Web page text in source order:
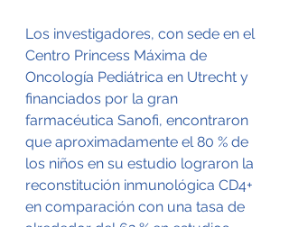
Los investigadores, con sede en el
Centro Princess Máxima de
Oncología Pediátrica en Utrecht y
financiados por la gran
farmacéutica Sanofi, encontraron
que aproximadamente el 80 % de
los niños en su estudio lograron la
reconstitución inmunológica CD4+
en comparación con una tasa de